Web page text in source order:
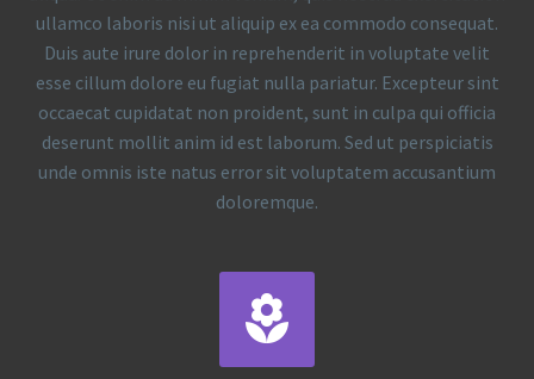
ullamco laboris nisi ut aliquip ex ea commodo consequat.
Duis aute irure dolor in reprehenderit in voluptate velit
esse cillum dolore eu fugiat nulla pariatur. Excepteur sint
occaecat cupidatat non proident, sunt in culpa qui officia
deserunt mollit anim id est laborum. Sed ut perspiciatis
unde omnis iste natus error sit voluptatem accusantium
doloremque.

